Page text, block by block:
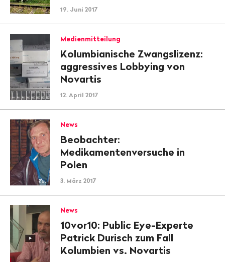
19. Juni 2017
Medienmitteilung
Kolumbianische Zwangslizenz:
aggressives Lobbying von
Novartis
12. April 2017
News
Beobachter:
Medikamentenversuche in
Polen
3. März 2017
News
10vor10: Public Eye-Experte
Patrick Durisch zum Fall
Kolumbien vs. Novartis